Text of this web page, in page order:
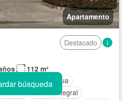
Apartamento
Destacado
112 m²
discapacidad
Agua
Cocina integral
búsqueda